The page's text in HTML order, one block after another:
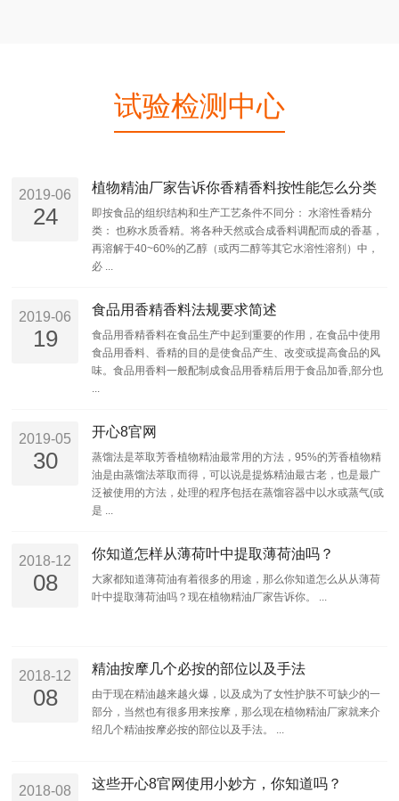
试验检测中心
2019-06
24
植物精油厂家告诉你香精香料按性能怎么分类
即按食品的组织结构和生产工艺条件不同分： 水溶性香精分
类： 也称水质香精。将各种天然或合成香料调配而成的香基，
再溶解于40~60%的乙醇（或丙二醇等其它水溶性溶剂）中，
必 ...
2019-06
19
食品用香精香料法规要求简述
食品用香精香料在食品生产中起到重要的作用，在食品中使用
食品用香料、香精的目的是使食品产生、改变或提高食品的风
味。食品用香料一般配制成食品用香精后用于食品加香,部分也
2019-05
30
开心8官网
蒸馏法是萃取芳香植物精油最常用的方法，95%的芳香植物精
油是由蒸馏法萃取而得，可以说是提炼精油最古老，也是最广
泛被使用的方法，处理的程序包括在蒸馏容器中以水或蒸气(或
是 ...
2018-12
08
你知道怎样从薄荷叶中提取薄荷油吗？
大家都知道薄荷油有着很多的用途，那么你知道怎么从从薄荷
叶中提取薄荷油吗？现在植物精油厂家告诉你。 ...
2018-12
08
精油按摩几个必按的部位以及手法
由于现在精油越来越火爆，以及成为了女性护肤不可缺少的一
部分，当然也有很多用来按摩，那么现在植物精油厂家就来介
绍几个精油按摩必按的部位以及手法。 ...
2018-08 这些开心8官网使用小妙方，你知道吗？